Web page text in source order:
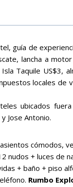
guía de
lancha a
Taquile US$3,
locales de
ubicados
Jose Antonio.
cómodos,
nudos + luces de
+ baño + piso
Rumbo